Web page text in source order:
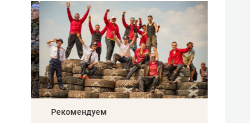
Рекомендуем